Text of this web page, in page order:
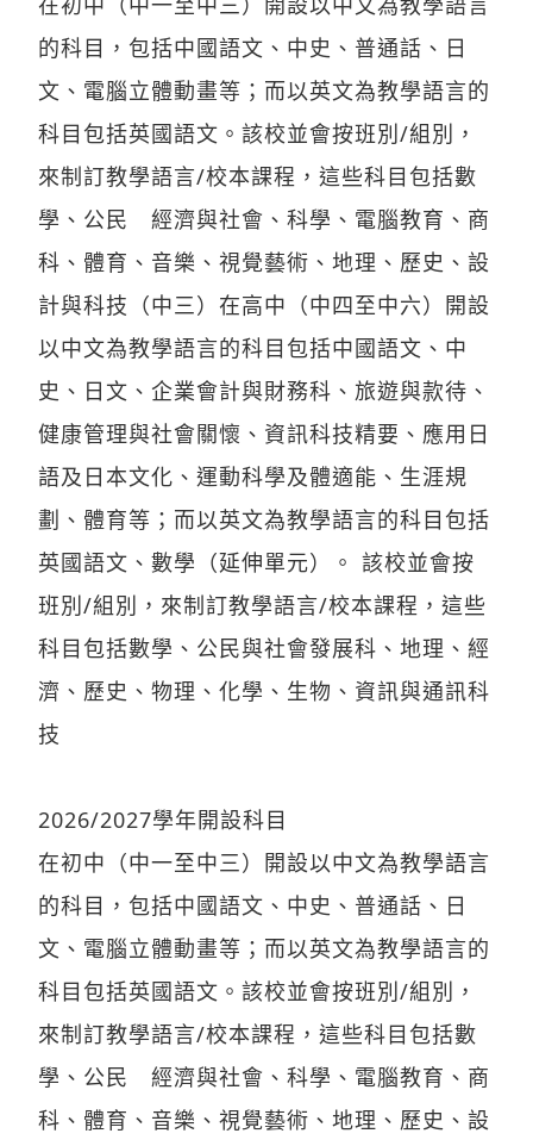
的科目，包括中國語文、中史、普通話、日
文、電腦立體動畫等；而以英文為教學語言的
科目包括英國語文。該校並會按班別/組別，
來制訂教學語言/校本課程，這些科目包括數
學、公民 經濟與社會、科學、電腦教育、商
科、體育、音樂、視覺藝術、地理、歷史、設
計與科技（中三）在高中（中四至中六）開設
以中文為教學語言的科目包括中國語文、中
史、日文、企業會計與財務科、旅遊與款待、
健康管理與社會關懷、資訊科技精要、應用日
語及日本文化、運動科學及體適能、生涯規
劃、體育等；而以英文為教學語言的科目包括
英國語文、數學（延伸單元）。 該校並會按
班別/組別，來制訂教學語言/校本課程，這些
科目包括數學、公民與社會發展科、地理、經
濟、歷史、物理、化學、生物、資訊與通訊科
技
2026/2027學年開設科目
在初中（中一至中三）開設以中文為教學語言
的科目，包括中國語文、中史、普通話、日
文、電腦立體動畫等；而以英文為教學語言的
科目包括英國語文。該校並會按班別/組別，
來制訂教學語言/校本課程，這些科目包括數
學、公民 經濟與社會、科學、電腦教育、商
科、體育、音樂、視覺藝術、地理、歷史、設